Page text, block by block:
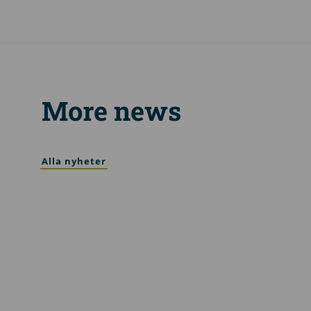
More news
Alla nyheter